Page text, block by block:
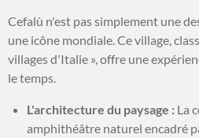
Cefalù n'est pas simplement une
une icône mondiale. Ce village,
villages d'Italie », offre une
le temps.
L'architecture du paysage : La
amphithéâtre naturel encadré